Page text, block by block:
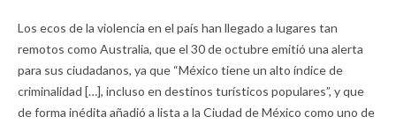
Los ecos de la violencia en el país han llegado a lugares tan
remotos como Australia, que el 30 de octubre emitió una alerta
para sus ciudadanos, ya que “México tiene un alto índice de
criminalidad […], incluso en destinos turísticos populares”, y que
de forma inédita añadió a lista a la Ciudad de México como uno de